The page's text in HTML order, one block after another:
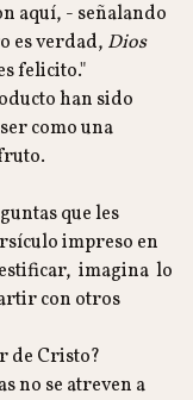
aquí, - señalando
es verdad, Dios
felicito."
han sido
como una
que les
impreso en
imagina lo
con otros
de Cristo?
no se atreven a